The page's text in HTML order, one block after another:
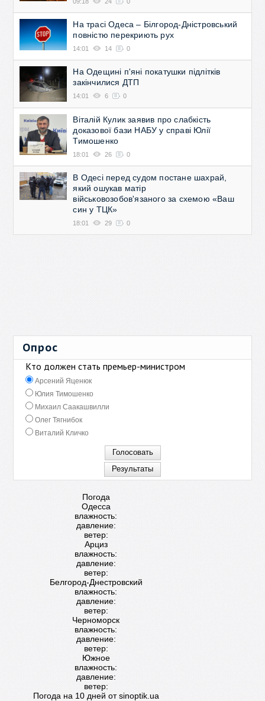
На трасі Одеса – Білгород-Дністровський
повністю перекриють рух
14:01 14 0
На Одещині п'яні покатушки підлітків
закінчилися ДТП
14:01 6 0
Віталій Кулик заявив про слабкість
доказової бази НАБУ у справі Юлії
Тимошенко
18:01 26 0
В Одесі перед судом постане шахрай,
який ошукав матір
військовозобов'язаного за схемою «Ваш
син у ТЦК»
18:01 29 0
Опрос
Кто должен стать премьер-министром
Арсений Яценюк
Юлия Тимошенко
Михаил Саакашвилли
Олег Тягнибок
Виталий Кличко
Погода
Одесса
влажность:
давление:
ветер:
Арциз
влажность:
давление:
ветер:
Белгород-Днестровский
влажность:
давление:
ветер:
Черноморск
влажность:
давление:
ветер:
Южное
влажность:
давление:
ветер:
Погода на 10 дней отsinoptik.ua